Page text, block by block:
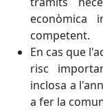
econòmica
competent.
En cas que
risc
inclosa a
a fer la